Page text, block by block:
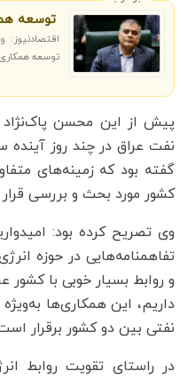
توسعه
اقتصادنیوز:
توسعه
پیش از این محسن پاک‌نژاد
نفت عراق در چند روز
گفته بود که زمینه‌های
کشور مورد بحث و بررسی
وی تصریح کرده بود:
تفاهمنامه‌هایی در حوزه
و روابط بسیار خوبی با کشور
داریم، این همکاری‌ها
نفتی بین دو کشور برقرار